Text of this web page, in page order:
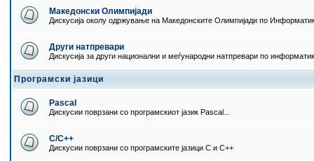
Македонски Олимпијади
Дискусија околу одржување на Македонските Олимпијади по
Други натпревари
Дискусија за други национални и меѓународни натпревари по
Програмски јазици
Pascal
Дискусии поврзани со програмскиот јазик Pascal...
C/C++
Дискусии поврзани со програмските јазици C и C++